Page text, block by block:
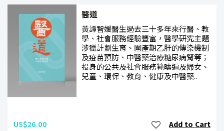
醫道
黃譚智媛醫生過去三十多年來行醫、教
學、社會服務經驗豐富，醫學研究主題
涉獵計劃生育、圍產期乙肝的傳染機制
及疫苗預防、中醫藥治療糖尿病腎等；
投身的公共及社會服務範疇遍及婦女、
兒童、環保、教育、健康及中醫藥..
US$26.00 Add to Cart